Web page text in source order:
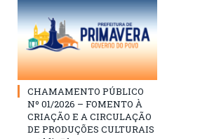
CHAMAMENTO PÚBLICO
Nº 01/2026 – FOMENTO À
CRIAÇÃO E A CIRCULAÇÃO
DE PRODUÇÕES CULTURAIS